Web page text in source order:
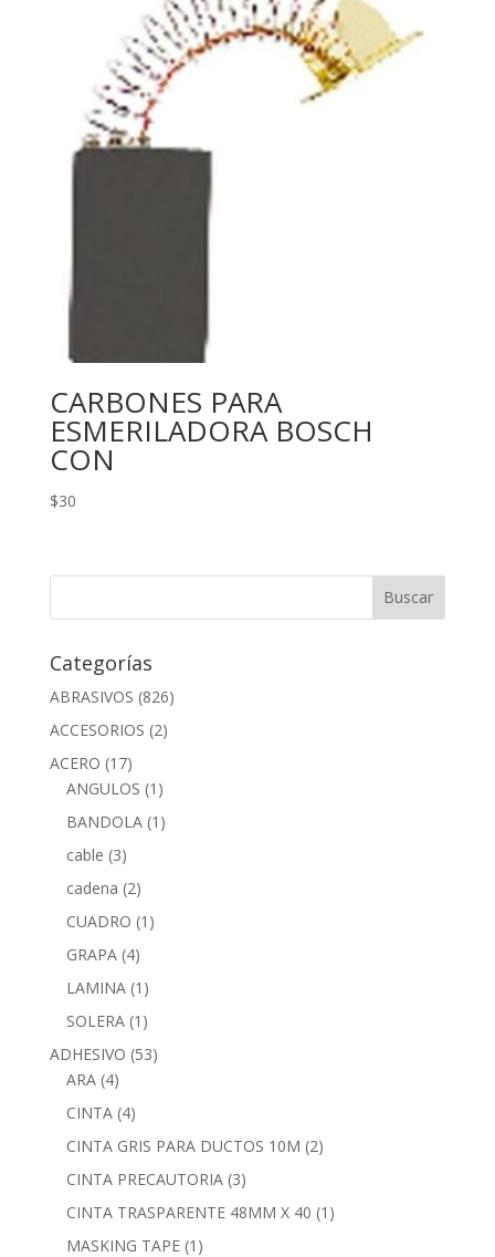
CARBONES PARA
ESMERILADORA BOSCH
CON
$30
Categorías
ABRASIVOS (826)
ACCESORIOS (2)
ACERO (17)
ANGULOS (1)
BANDOLA (1)
cable (3)
cadena (2)
CUADRO (1)
GRAPA (4)
LAMINA (1)
SOLERA (1)
ADHESIVO (53)
ARA (4)
CINTA (4)
CINTA GRIS PARA DUCTOS 10M (2)
CINTA PRECAUTORIA (3)
CINTA TRASPARENTE 48MM X 40 (1)
MASKING TAPE (1)